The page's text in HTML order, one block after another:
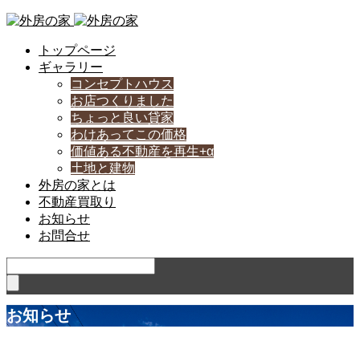
トップページ
ギャラリー
コンセプトハウス
お店つくりました
ちょっと良い貸家
わけあってこの価格
価値ある不動産を再生+α
土地と建物
外房の家とは
不動産買取り
お知らせ
お問合せ
お知らせ